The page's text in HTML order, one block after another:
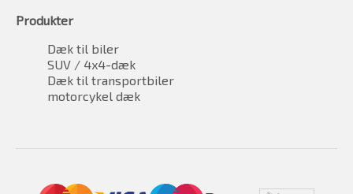
Produkter
Dæk til biler
SUV / 4x4-dæk
Dæk til transportbiler
motorcykel dæk